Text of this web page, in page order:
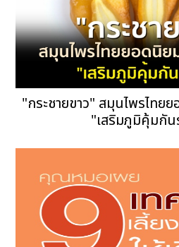
"กระชายขาว" สมุนไพรไท
"เสริมภูมิคุ้มกัน